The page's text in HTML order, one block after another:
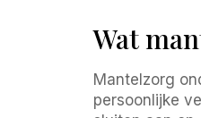
Wat
Mantelzorg
persoonlijke